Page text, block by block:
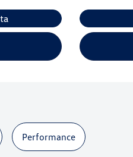
Performance